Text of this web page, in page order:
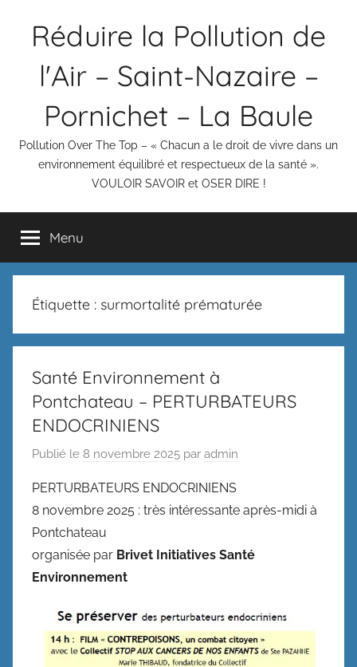
Réduire la Pollution de
l'Air – Saint-Nazaire –
Pornichet – La Baule
Pollution Over The Top – « Chacun a le droit de vivre dans un
environnement équilibré et respectueux de la santé ».
VOULOIR SAVOIR et OSER DIRE !
Menu
Étiquette : surmortalité prématurée
Santé Environnement à
Pontchateau – PERTURBATEURS
ENDOCRINIENS
Publié le 8 novembre 2025 par admin
PERTURBATEURS ENDOCRINIENS
8 novembre 2025 : très intéressante après-midi à
Pontchateau
organisée par Brivet Initiatives Santé
Environnement